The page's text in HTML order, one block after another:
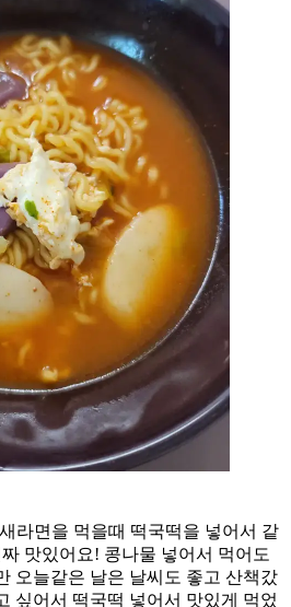
라면을 먹을때 떡국떡을 넣어서 같
맛있어요! 콩나물 넣어서 먹어도
오늘같은 날은 날씨도 좋고 산책갔
싶어서 떡국떡 넣어서 맛있게 먹었